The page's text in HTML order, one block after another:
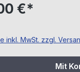
€*
inkl. MwSt. zzgl.
Mit